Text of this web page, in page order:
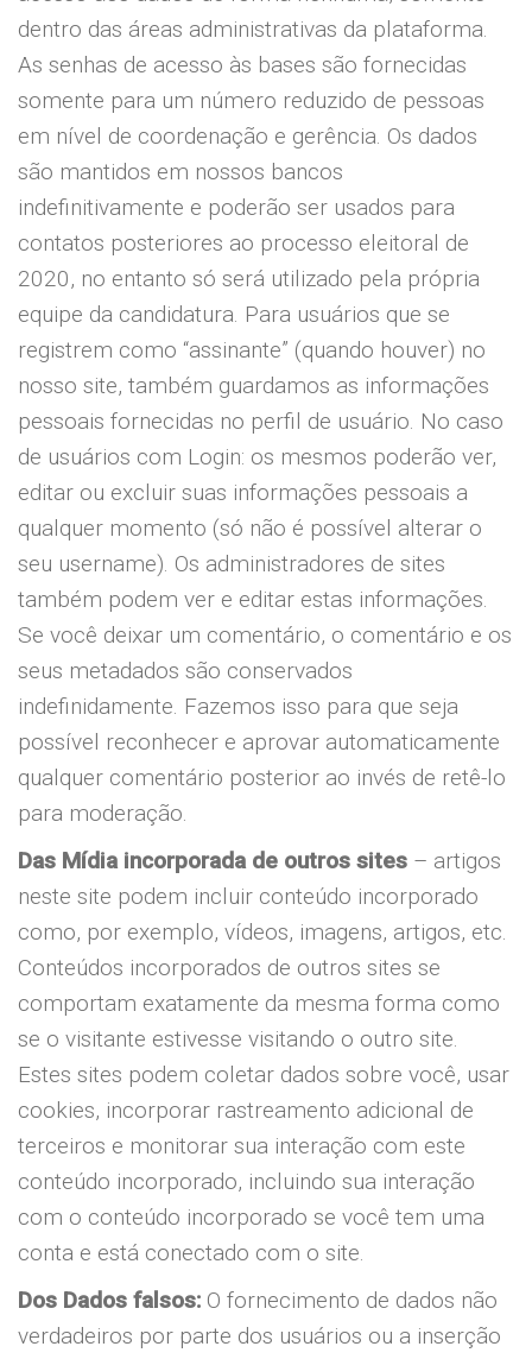
dentro das áreas administrativas da plataforma.
As senhas de acesso às bases são fornecidas
somente para um número reduzido de pessoas
em nível de coordenação e gerência. Os dados
são mantidos em nossos bancos
indefinitivamente e poderão ser usados para
contatos posteriores ao processo eleitoral de
2020, no entanto só será utilizado pela própria
equipe da candidatura. Para usuários que se
registrem como “assinante” (quando houver) no
nosso site, também guardamos as informações
pessoais fornecidas no perfil de usuário. No caso
de usuários com Login: os mesmos poderão ver,
editar ou excluir suas informações pessoais a
qualquer momento (só não é possível alterar o
seu username). Os administradores de sites
também podem ver e editar estas informações.
Se você deixar um comentário, o comentário e os
seus metadados são conservados
indefinidamente. Fazemos isso para que seja
possível reconhecer e aprovar automaticamente
qualquer comentário posterior ao invés de retê-lo
para moderação.
Das Mídia incorporada de outros sites – artigos
neste site podem incluir conteúdo incorporado
como, por exemplo, vídeos, imagens, artigos, etc.
Conteúdos incorporados de outros sites se
comportam exatamente da mesma forma como
se o visitante estivesse visitando o outro site.
Estes sites podem coletar dados sobre você, usar
cookies, incorporar rastreamento adicional de
terceiros e monitorar sua interação com este
conteúdo incorporado, incluindo sua interação
com o conteúdo incorporado se você tem uma
conta e está conectado com o site.
Dos Dados falsos: O fornecimento de dados não
verdadeiros por parte dos usuários ou a inserção